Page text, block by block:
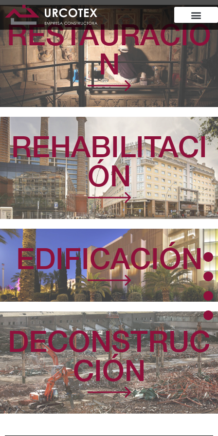
RESTAURACIÓ
N
REHABILITACI
ÓN
EDIFICACIÓN
DECONSTRUC
CIÓN